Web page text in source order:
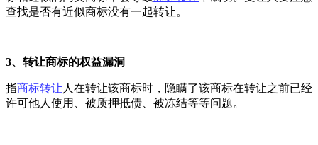
查找是否有近似商标没有一起转让。
3、转让商标的权益漏洞
指商标转让 人在转让该商标时，隐瞒了该商标在转让之前已经
许可他人使用、被质押抵债、被冻结等等问题。